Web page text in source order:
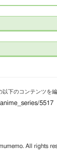
以下のコンテンツを
5517
All rights